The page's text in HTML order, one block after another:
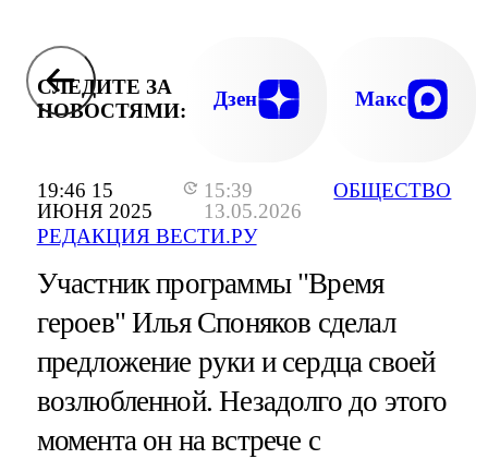
19:46 15
ИЮНЯ 2025
15:39
13.05.2026
РЕДАКЦИЯ ВЕСТИ.РУ
ОБЩЕСТВО
СЛЕДИТЕ ЗА
НОВОСТЯМИ:
Дзен Макс
Участник программы "Время
героев" Илья Споняков сделал
предложение руки и сердца своей
возлюбленной. Незадолго до этого
момента он на встрече с